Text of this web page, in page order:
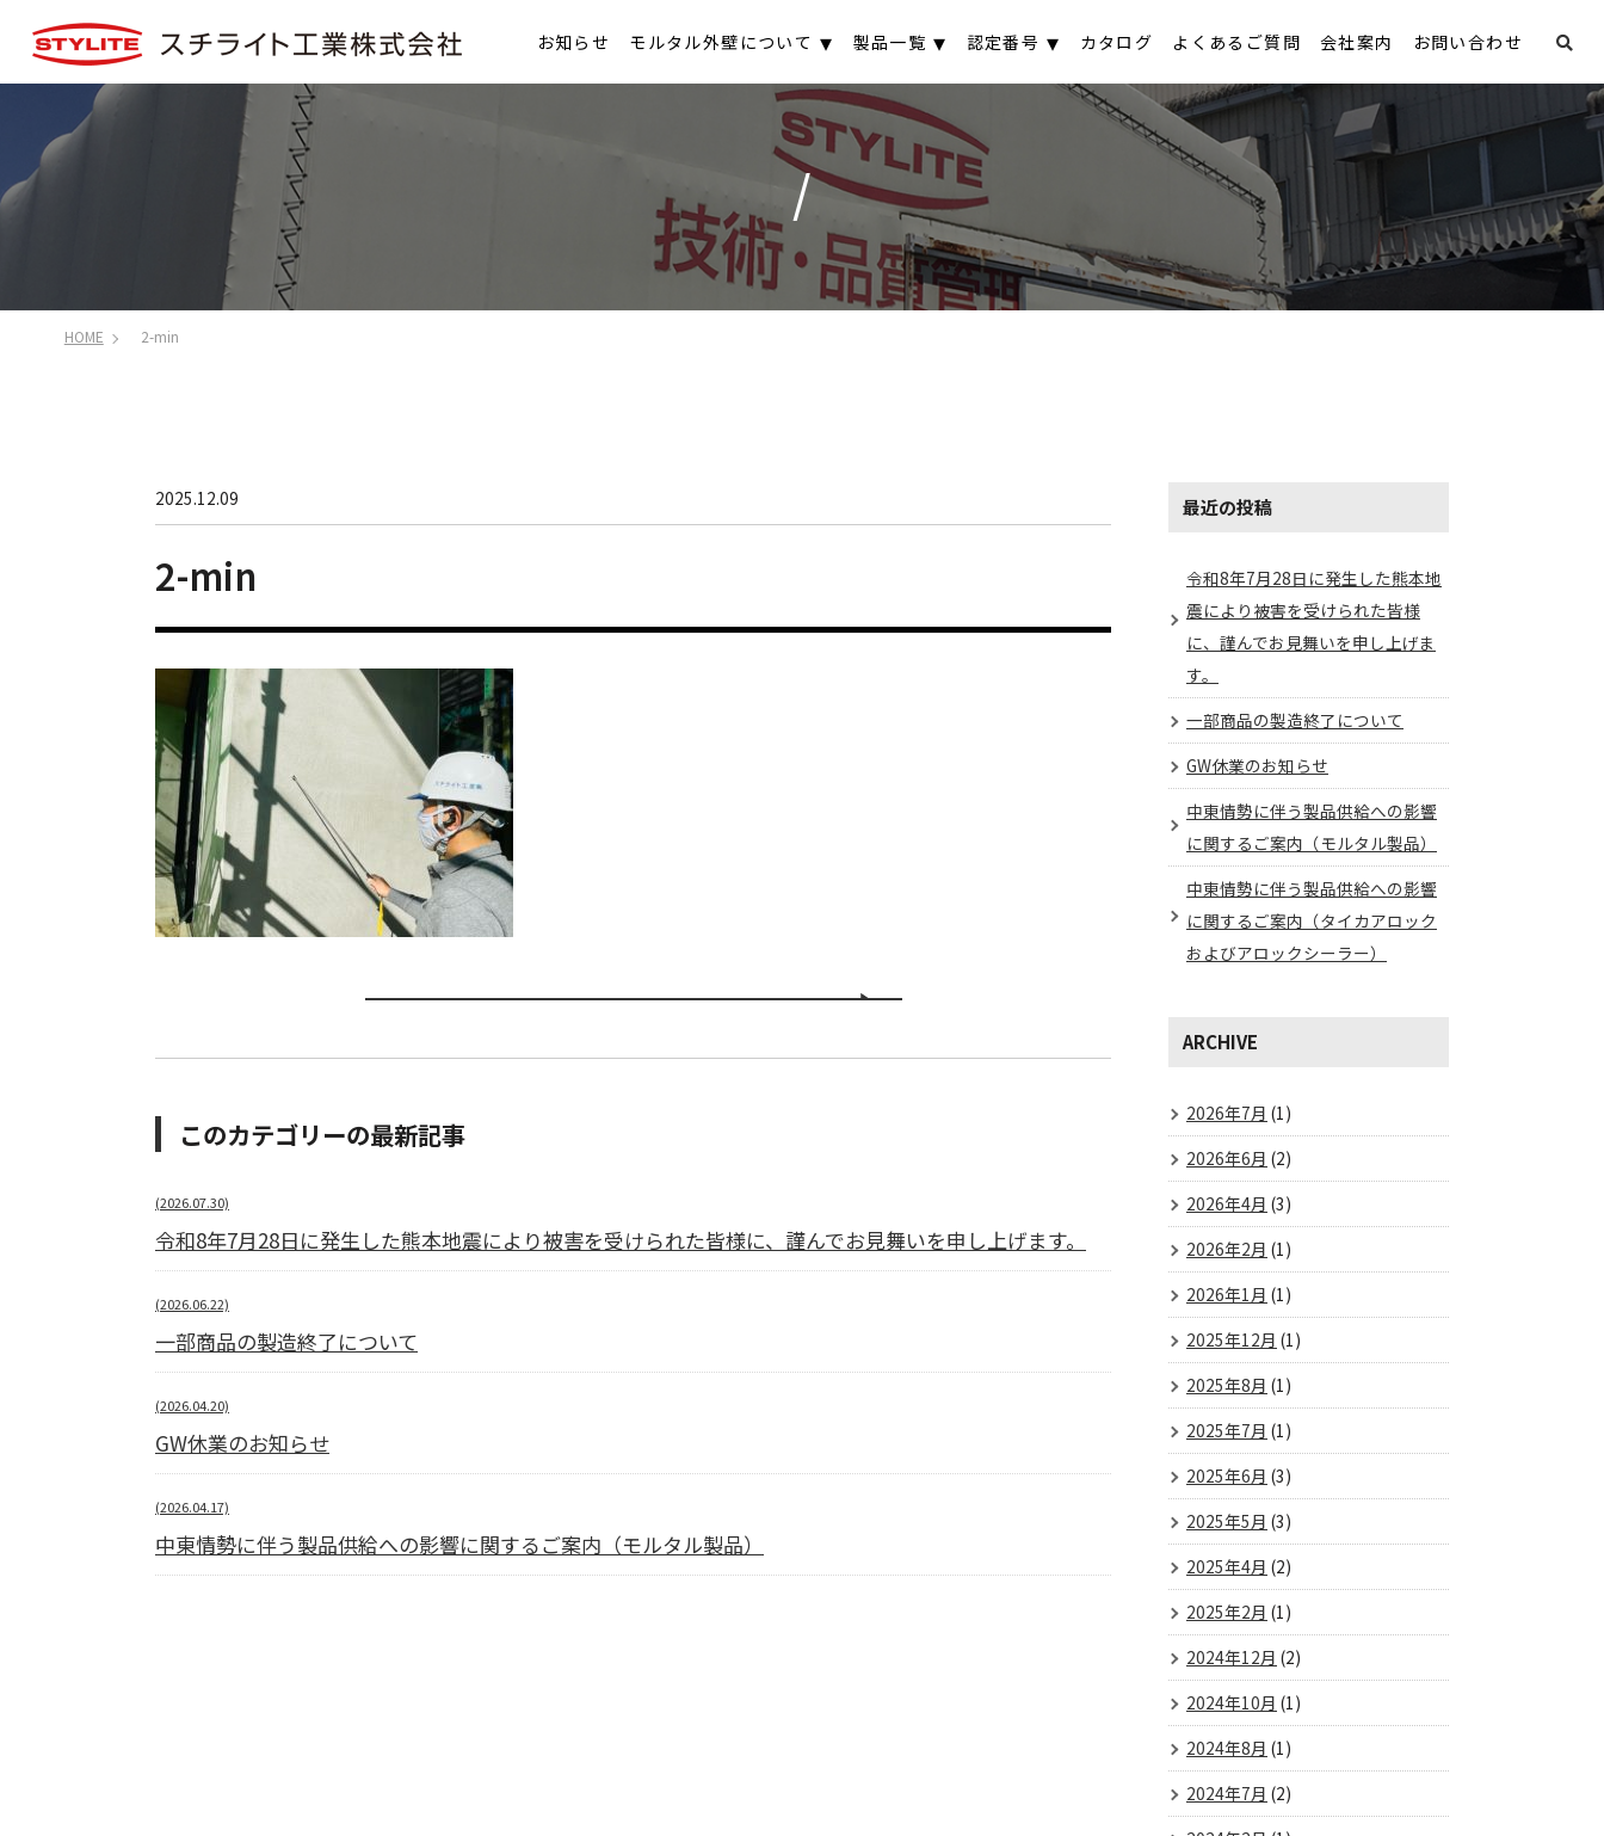
お知らせ モルタル外壁について 製品一覧 認定番号 カタログ よくあるご質問 会社案内 お問い合わせ
/
HOME 2-min
2025.12.09
2-min
このカテゴリーの最新記事
(2026.07.30)
令和8年7月28日に発生した熊本地震により被害を受けられた皆様に、謹んでお見舞いを申し上げます。
(2026.06.22)
一部商品の製造終了について
(2026.04.20)
GW休業のお知らせ
(2026.04.17)
中東情勢に伴う製品供給への影響に関するご案内（モルタル製品）
最近の投稿
令和8年7月28日に発生した熊本地
震により被害を受けられた皆様
に、謹んでお見舞いを申し上げま
す。
一部商品の製造終了について
GW休業のお知らせ
中東情勢に伴う製品供給への影響
に関するご案内（モルタル製品）
中東情勢に伴う製品供給への影響
に関するご案内（タイカアロック
およびアロックシーラー）
ARCHIVE
2026年7月 (1)
2026年6月 (2)
2026年4月 (3)
2026年2月 (1)
2026年1月 (1)
2025年12月 (1)
2025年8月 (1)
2025年7月 (1)
2025年6月 (3)
2025年5月 (3)
2025年4月 (2)
2025年2月 (1)
2024年12月 (2)
2024年10月 (1)
2024年8月 (1)
2024年7月 (2)